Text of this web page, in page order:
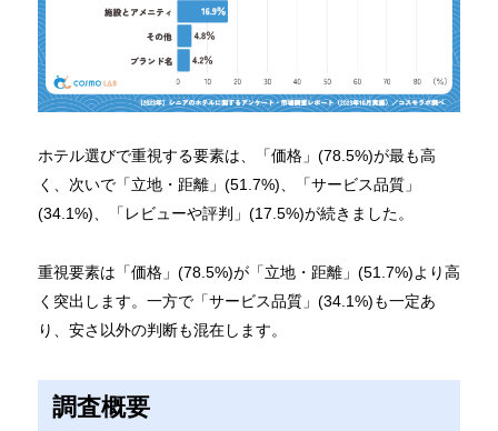
ホテル選びで重視する要素は、「価格」(78.5%)が最も高
く、次いで「立地・距離」(51.7%)、「サービス品質」
(34.1%)、「レビューや評判」(17.5%)が続きました。
重視要素は「価格」(78.5%)が「立地・距離」(51.7%)より高
く突出します。一方で「サービス品質」(34.1%)も一定あ
り、安さ以外の判断も混在します。
調査概要